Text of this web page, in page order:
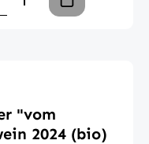
"vom
2024 (bio)